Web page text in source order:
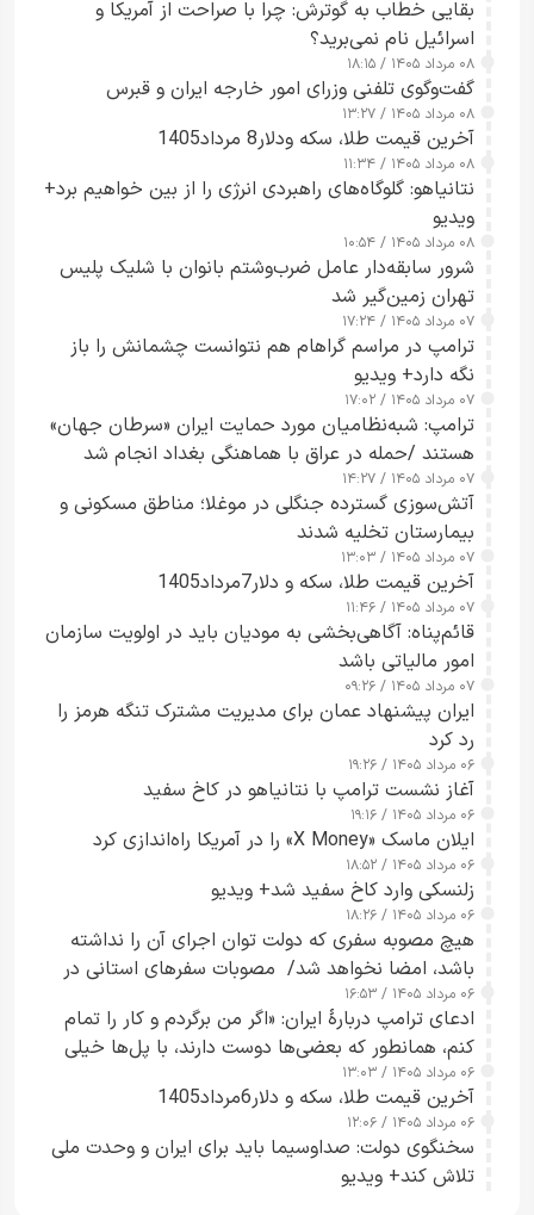
بقایی خطاب به گوترش: چرا با صراحت از آمریکا و
اسرائیل نام نمی‌برید؟
۰۸ مرداد ۱۴۰۵ / ۱۸:۱۵
گفت‌وگوی تلفنی وزرای امور خارجه ایران و قبرس
۰۸ مرداد ۱۴۰۵ / ۱۳:۲۷
آخرین قیمت طلا، سکه ودلار8 مرداد1405
۰۸ مرداد ۱۴۰۵ / ۱۱:۳۴
نتانیاهو: گلوگاه‌های راهبردی انرژی را از بین خواهیم برد+
ویدیو
۰۸ مرداد ۱۴۰۵ / ۱۰:۵۴
شرور سابقه‌دار عامل ضرب‌وشتم بانوان با شلیک پلیس
تهران زمین‌گیر شد
۰۷ مرداد ۱۴۰۵ / ۱۷:۲۴
ترامپ در مراسم گراهام هم نتوانست چشمانش را باز
نگه دارد+ ویدیو
۰۷ مرداد ۱۴۰۵ / ۱۷:۰۲
ترامپ: شبه‌نظامیان مورد حمایت ایران «سرطان جهان»
هستند /حمله در عراق با هماهنگی بغداد انجام شد
۰۷ مرداد ۱۴۰۵ / ۱۴:۲۷
آتش‌سوزی گسترده جنگلی در موغلا؛ مناطق مسکونی و
بیمارستان تخلیه شدند
۰۷ مرداد ۱۴۰۵ / ۱۳:۰۳
آخرین قیمت طلا، سکه و دلار7مرداد1405
۰۷ مرداد ۱۴۰۵ / ۱۱:۴۶
قائم‌پناه: آگاهی‌بخشی به مودیان باید در اولویت سازمان
امور مالیاتی باشد
۰۷ مرداد ۱۴۰۵ / ۰۹:۲۶
ایران پیشنهاد عمان برای مدیریت مشترک تنگه هرمز را
رد کرد
۰۶ مرداد ۱۴۰۵ / ۱۹:۲۶
آغاز نشست ترامپ با نتانیاهو در کاخ سفید
۰۶ مرداد ۱۴۰۵ / ۱۹:۱۶
ایلان ماسک «X Money» را در آمریکا راه‌اندازی کرد
۰۶ مرداد ۱۴۰۵ / ۱۸:۵۲
زلنسکی وارد کاخ سفید شد+ ویدیو
۰۶ مرداد ۱۴۰۵ / ۱۸:۲۶
هیچ مصوبه سفری که دولت توان اجرای آن را نداشته
باشد، امضا نخواهد شد/ مصوبات سفرهای استانی در
چارچوب قانون بودجه است+ عکس
۰۶ مرداد ۱۴۰۵ / ۱۶:۵۳
ادعای ترامپ دربارهٔ ایران: «اگر من برگردم و کار را تمام
کنم، همانطور که بعضی‌ها دوست دارند، با پل‌ها خیلی
راحت می‌توانم بیشتر پل‌هایشان را در کمتر از یک
ساعت از بین ببرم+ ویدیو
۰۶ مرداد ۱۴۰۵ / ۱۳:۰۳
آخرین قیمت طلا، سکه و دلار6مرداد1405
۰۶ مرداد ۱۴۰۵ / ۱۲:۰۶
سخنگوی دولت: صداوسیما باید برای ایران و وحدت ملی
تلاش کند+ ویدیو